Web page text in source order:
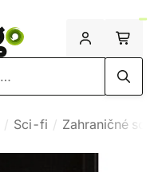
Sci-fi Zahraničné sci-